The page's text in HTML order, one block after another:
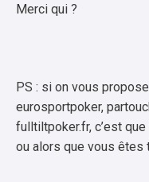
Merci qui ?
PS : si on vous
eurosportpoker,
fulltiltpoker.fr, c’est
ou alors que vous êtes